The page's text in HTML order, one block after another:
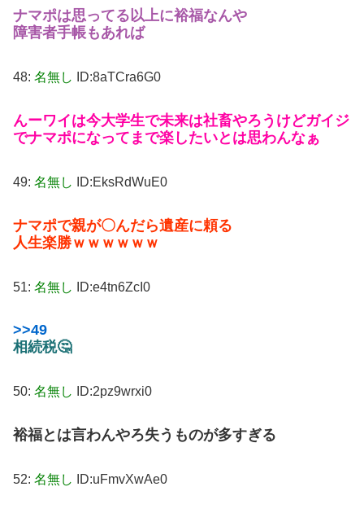
ナマポは思ってる以上に裕福なんや
障害者手帳もあれば
48: 名無し ID:8aTCra6G0
んーワイは今大学生で未来は社畜やろうけどガイジ
でナマポになってまで楽したいとは思わんなぁ
49: 名無し ID:EksRdWuE0
ナマポで親が〇んだら遺産に頼る
人生楽勝ｗｗｗｗｗｗ
51: 名無し ID:e4tn6ZcI0
>>49
相続税🤔
50: 名無し ID:2pz9wrxi0
裕福とは言わんやろ失うものが多すぎる
52: 名無し ID:uFmvXwAe0